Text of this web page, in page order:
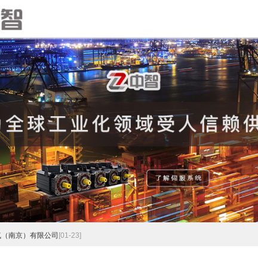
南京）有限公司 [01-23]